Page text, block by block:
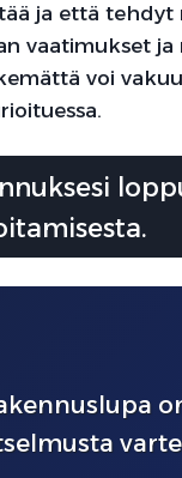
ja että tehdyt
vaatimukset ja
voi